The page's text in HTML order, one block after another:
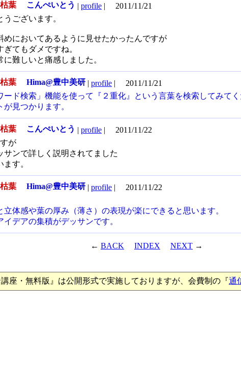
葉 こんぺいとう | profile |
2011/11/21
ございます。
めにおいてあるように見せたかったんですが
てもダメですね。
難しいと痛感しました。
葉 Hima@豊中美研 | profile |
2011/11/21
ード検索」機能を使って『２重化』という言葉を検索してみてく
見つかります。
葉 こんぺいとう | profile |
2011/11/22
が
サンで詳しく説明されてました
す。
葉 Hima@豊中美研 | profile |
2011/11/22
立体感や葉の厚み（薄さ）の表現が楽にできると思います。
イデアの集積がデッサンです。
← BACK INDEX NEXT →
講座・無料版』は公開形式で実施しておりますが、会費制の『通